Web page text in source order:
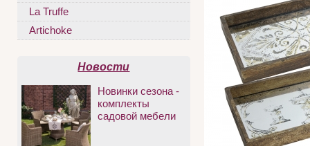
La Truffe
Artichoke
Новости
Новинки сезона -
комплекты
садовой мебели